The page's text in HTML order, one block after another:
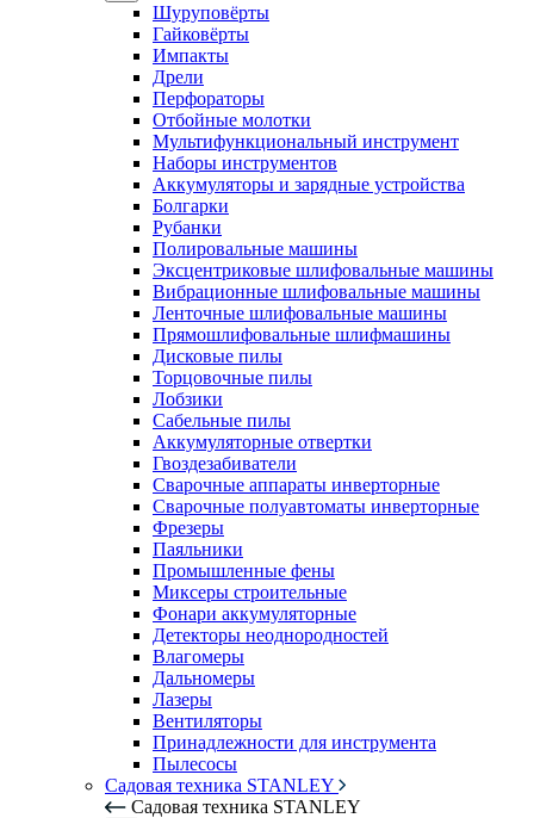
Шуруповёрты
Гайковёрты
Импакты
Дрели
Перфораторы
Отбойные молотки
Мультифункциональный инструмент
Наборы инструментов
Аккумуляторы и зарядные устройства
Болгарки
Рубанки
Полировальные машины
Эксцентриковые шлифовальные машины
Вибрационные шлифовальные машины
Ленточные шлифовальные машины
Прямошлифовальные шлифмашины
Дисковые пилы
Торцовочные пилы
Лобзики
Сабельные пилы
Аккумуляторные отвертки
Гвоздезабиватели
Сварочные аппараты инверторные
Сварочные полуавтоматы инверторные
Фрезеры
Паяльники
Промышленные фены
Миксеры строительные
Фонари аккумуляторные
Детекторы неоднородностей
Влагомеры
Дальномеры
Лазеры
Вентиляторы
Принадлежности для инструмента
Пылесосы
Садовая техника STANLEY
Садовая техника STANLEY